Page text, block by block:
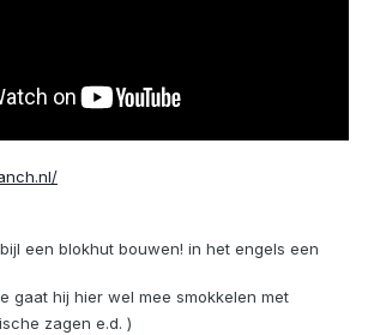
een blokhut bouwen! in het engels een
gaat hij hier wel mee smokkelen met
zagen e.d. )